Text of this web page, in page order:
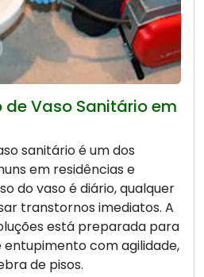
Vaso Sanitário em
sanitário é um dos
em residências e
do vaso é diário, qualquer
transtornos imediatos. A
está preparada para
entupimento com agilidade,
de pisos.